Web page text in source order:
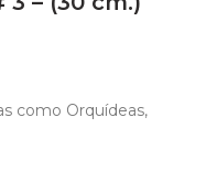
como Orquídeas,